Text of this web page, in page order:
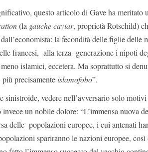
questo articolo di Gave ha meritato
(la gauche caviar, proprietà Rotschild)
la fecondità delle figlie delle
francesi, alla terza generazione i nipoti
islamici, eccetera. Ma soprattutto si
più precisamente islamofobo”.
sinistroide, vedere nell’avversario solo
invece un nobile dolore: “L’immensa nuova
delle popolazioni europee, i cui antenati
spariranno le nazioni europee, così